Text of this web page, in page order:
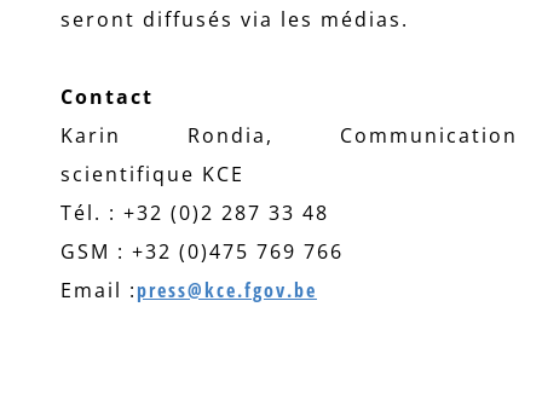
seront diffusés via les médias.
Contact
Karin Rondia, Communication
scientifique KCE
Tél. : +32 (0)2 287 33 48
GSM : +32 (0)475 769 766
Email :press@kce.fgov.be